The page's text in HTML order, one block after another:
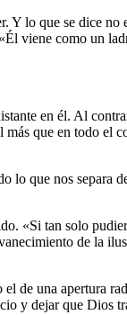
Y lo que se dice
viene como un
en él. Al
que en todo
que nos separa
«Si tan solo
de la
de una apertura
y dejar que Dios